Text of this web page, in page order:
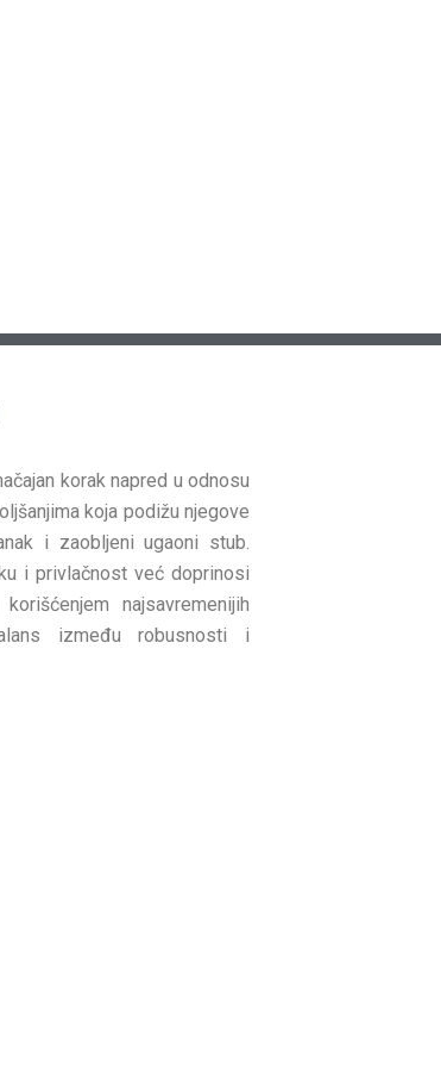
korak napred u odnosu
koja podižu njegove
i zaobljeni ugaoni stub.
i privlačnost već doprinosi
najsavremenijih
između robusnosti i